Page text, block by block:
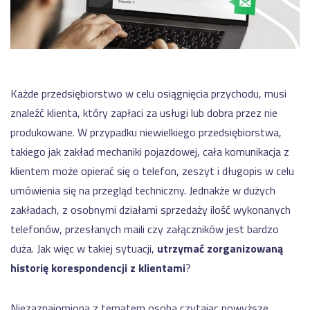
SKRÓTY
Moduły
Nexelem
ERP
dla
produkcji
Zapisz
się
na
Meetup
Produkcyjny
Sprawdź
Demo
dla
produkcji
-
WMS
WYDAJNOŚĆ
PRODUKCJI
System
monitorowania
maszyn
oraz
linii
(IOT)
System
monitorowania
OEE
-
Dashboardy
Automatyzacja
kalkulacji
zleceń
firmie
Etyflex
producenta
oraz
opakowań
Jak
skutecznie
zarządzać
safety
stockami?
Obniżenie
kosztów
operacyjnych
w
Każde przedsiębiorstwo w celu osiągnięcia przychodu, musi
znaleźć klienta, który zapłaci za usługi lub dobra przez nie
produkowane. W przypadku niewielkiego przedsiębiorstwa,
takiego jak zakład mechaniki pojazdowej, cała komunikacja z
klientem może opierać się o telefon, zeszyt i długopis w celu
umówienia się na przegląd techniczny. Jednakże w dużych
zakładach, z osobnymi działami sprzedaży ilość wykonanych
telefonów, przesłanych maili czy załączników jest bardzo
duża. Jak więc w takiej sytuacji, utrzymać zorganizowaną
historię korespondencji z klientami?